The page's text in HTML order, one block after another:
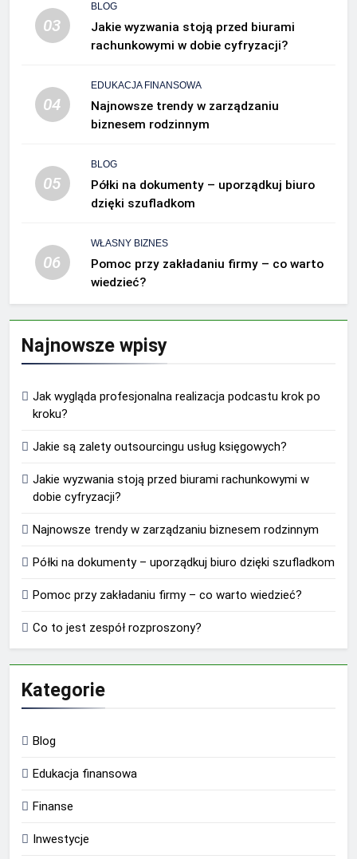
03
BLOG
Jakie wyzwania stoją przed biurami
rachunkowymi w dobie cyfryzacji?
04
EDUKACJA FINANSOWA
Najnowsze trendy w zarządzaniu
biznesem rodzinnym
05
BLOG
Półki na dokumenty – uporządkuj biuro
dzięki szufladkom
06
WŁASNY BIZNES
Pomoc przy zakładaniu firmy – co warto
wiedzieć?
Najnowsze wpisy
Jak wygląda profesjonalna realizacja podcastu krok po
kroku?
Jakie są zalety outsourcingu usług księgowych?
Jakie wyzwania stoją przed biurami rachunkowymi w
dobie cyfryzacji?
Najnowsze trendy w zarządzaniu biznesem rodzinnym
Półki na dokumenty – uporządkuj biuro dzięki szufladkom
Pomoc przy zakładaniu firmy – co warto wiedzieć?
Co to jest zespół rozproszony?
Kategorie
Blog
Edukacja finansowa
Finanse
Inwestycje